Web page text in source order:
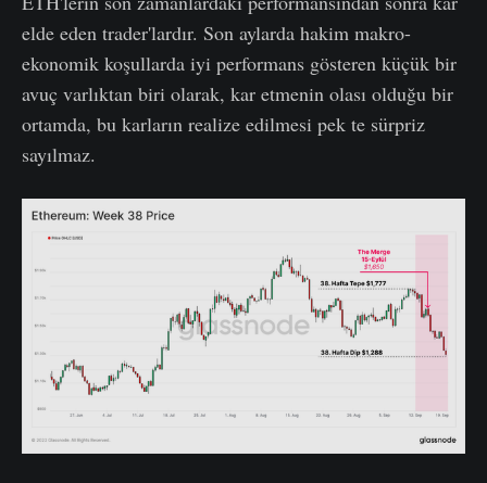
elde eden trader'lardır. Son aylarda hakim makro-
ekonomik koşullarda iyi performans gösteren küçük bir
avuç varlıktan biri olarak, kar etmenin olası olduğu bir
ortamda, bu karların realize edilmesi pek te sürpriz
sayılmaz.